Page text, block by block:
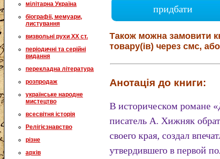
мілітарна Україна
біографії, мемуари,
листування
визвольні рухи XX ст.
періодичні та серійні
видання
перекладна література
розпродаж
українське народне
мистецтво
всесвітня історія
Релігієзнавство
різне
архів
придбати
Також можна замовити
товару(ів) через смс,
Анотація до книги:
В историческом романе
писатель А. Хижняк
своего края, создал
утвердившего в первой